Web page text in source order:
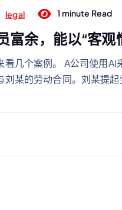
legal 1 minute Read
富余，能以“客
看几个案例。 A公司使用
刘某的劳动合同。刘某提